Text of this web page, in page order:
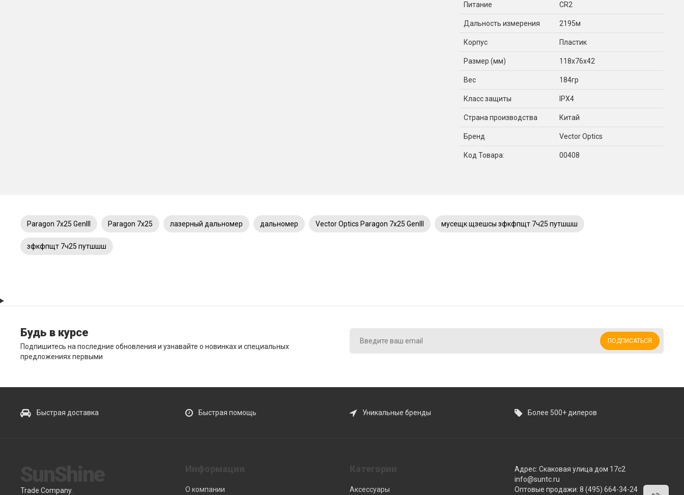
Питание CR2
Дальность измерения 2195м
Корпус Пластик
Размер (мм) 118x76x42
Вес 184гр
Класс защиты IPX4
Страна производства Китай
Бренд Vector Optics
Код Товара: 00408
Paragon 7x25 GenIII Paragon 7x25 лазерный дальномер дальномер Vector Optics Paragon 7x25 GenIII мусещк щзешсы зфкфпщт 7ч25 путшшш
зфкфпщт 7ч25 путшшш
Будь в курсе
Подпишитесь на последние обновления и узнавайте о новинках и специальных
предложениях первыми
ПОДПИСАТЬСЯ
Быстрая доставка Быстрая помощь Уникальные бренды Более 500+ дилеров
Trade Company. О компании Аксессуары
Адрес: Скаковая улица дом 17с2
info@suntc.ru
Оптовые продажи: 8 (495) 664-34-24